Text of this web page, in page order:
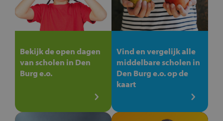
Bekijk de open dagen
van scholen in Den
Burg e.o.
Vind en vergelijk alle
middelbare scholen in
Den Burg e.o. op de
kaart